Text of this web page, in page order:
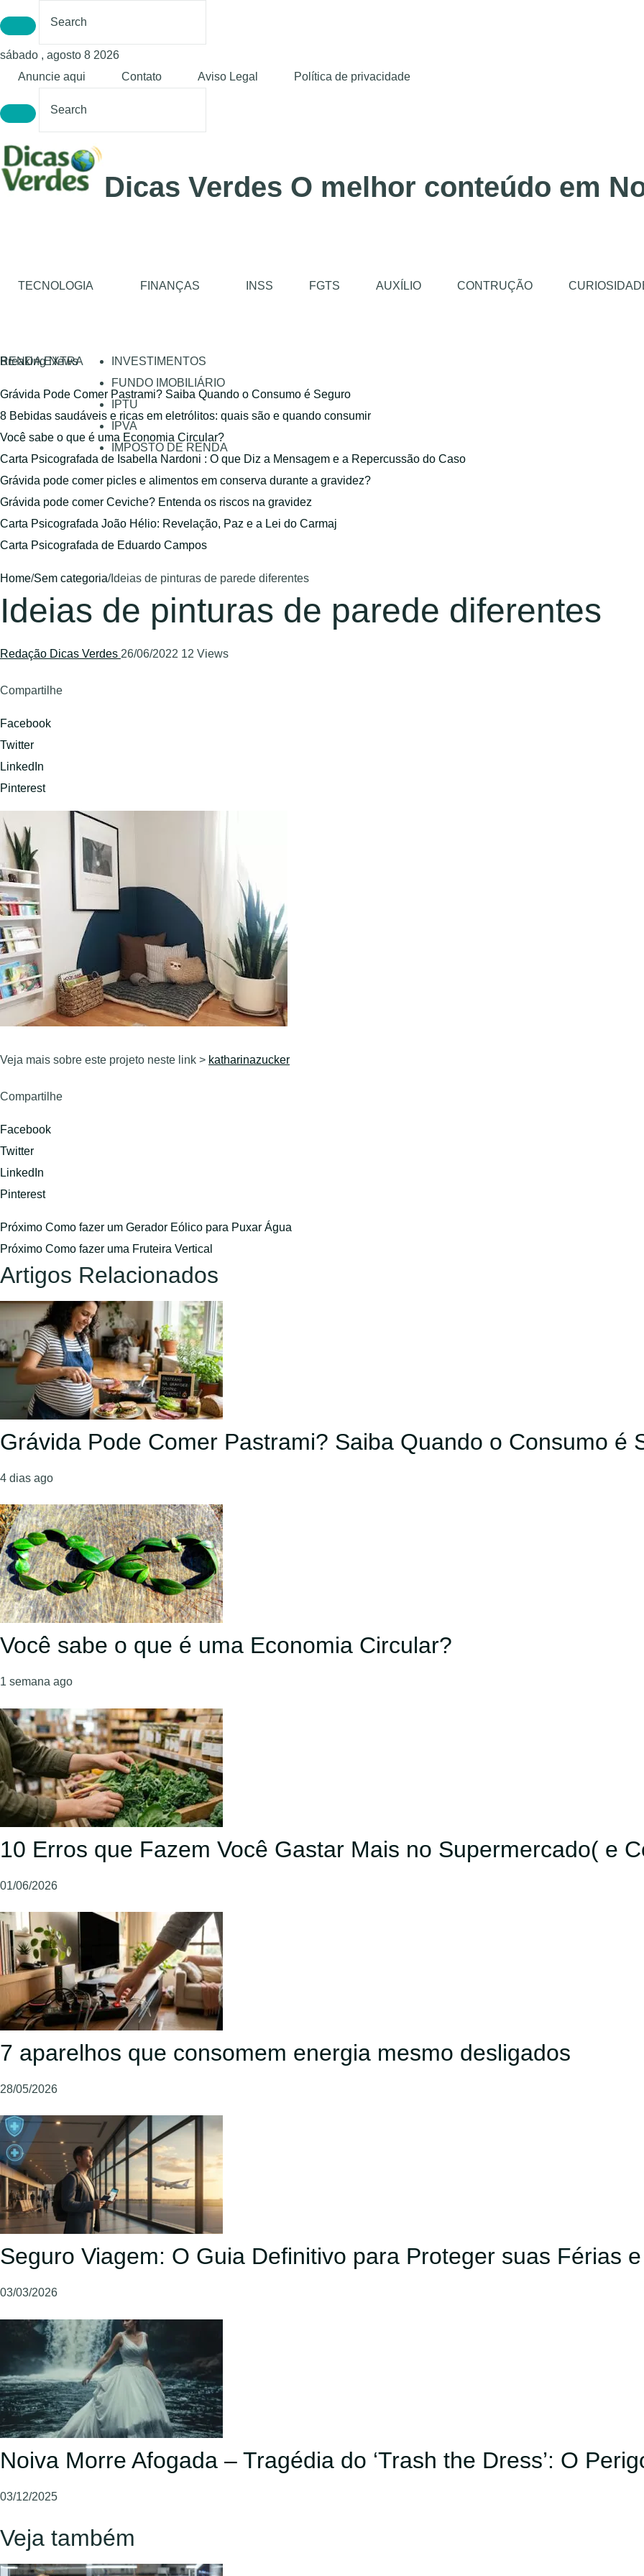
sábado , agosto 8 2026
Anuncie aqui
Contato Aviso Legal Política de privacidade
Dicas Verdes O melhor conteúdo em
TECNOLOGIA
RENDA EXTRA
FINANÇAS
INVESTIMENTOS
FUNDO IMOBILIÁRIO
IPTU
IPVA
IMPOSTO DE RENDA
INSS FGTS AUXÍLIO CONTRUÇÃO
Breaking News
Grávida Pode Comer Pastrami? Saiba Quando o Consumo é Seguro
8 Bebidas saudáveis e ricas em eletrólitos: quais são e quando consumir
Você sabe o que é uma Economia Circular?
Carta Psicografada de Isabella Nardoni : O que Diz a Mensagem e a Repercussão do Caso
Grávida pode comer picles e alimentos em conserva durante a gravidez?
Grávida pode comer Ceviche? Entenda os riscos na gravidez
Carta Psicografada João Hélio: Revelação, Paz e a Lei do Carmaj
Carta Psicografada de Eduardo Campos
Home/Sem categoria/Ideias de pinturas de parede diferentes
Ideias de pinturas de parede diferentes
Redação Dicas Verdes 26/06/2022 12 Views
Compartilhe
Facebook
Twitter
LinkedIn
Pinterest
Veja mais sobre este projeto neste link > katharinazucker
Compartilhe
Facebook
Twitter
LinkedIn
Pinterest
Próximo Como fazer um Gerador Eólico para Puxar Água
Próximo Como fazer uma Fruteira Vertical
Artigos Relacionados
Grávida Pode Comer Pastrami? Saiba Quando o Consumo é
4 dias ago
Você sabe o que é uma Economia Circular?
1 semana ago
10 Erros que Fazem Você Gastar Mais no Supermercado( e
01/06/2026
7 aparelhos que consomem energia mesmo desligados
28/05/2026
Seguro Viagem: O Guia Definitivo para Proteger suas Férias
03/03/2026
Noiva Morre Afogada – Tragédia do ‘Trash the Dress’: O
03/12/2025
Veja também